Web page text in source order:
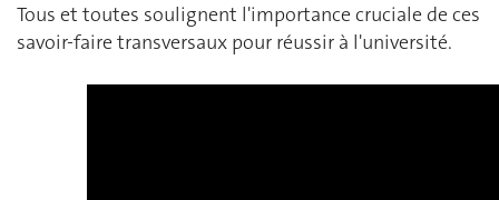
Tous et toutes soulignent l'importance cruciale de ces
savoir-faire transversaux pour réussir à l'université.